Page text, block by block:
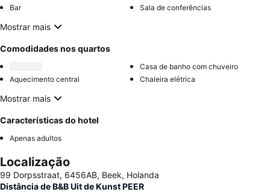
Bar
Sala de conferências
Mostrar mais
Comodidades nos quartos
Casa de banho com chuveiro
Aquecimento central
Chaleira elétrica
Mostrar mais
Características do hotel
Apenas adultos
Localização
99 Dorpsstraat, 6456AB, Beek, Holanda
Distância de B&B Uit de Kunst PEER